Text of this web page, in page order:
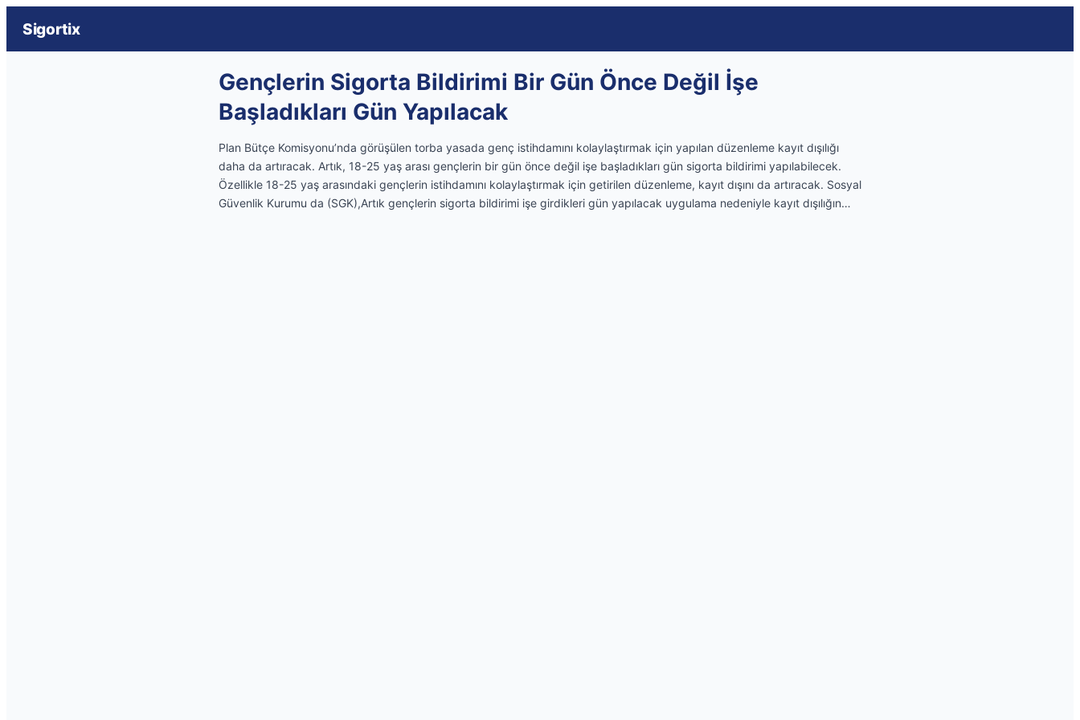
Sigortix
Gençlerin Sigorta Bildirimi Bir Gün Önce Değil İşe
Başladıkları Gün Yapılacak
Plan Bütçe Komisyonu’nda görüşülen torba yasada genç istihdamını kolaylaştırmak için yapılan düzenleme kayıt dışılığı
daha da artıracak. Artık, 18-25 yaş arası gençlerin bir gün önce değil işe başladıkları gün sigorta bildirimi yapılabilecek.
Özellikle 18-25 yaş arasındaki gençlerin istihdamını kolaylaştırmak için getirilen düzenleme, kayıt dışını da artıracak. Sosyal
Güvenlik Kurumu da (SGK),Artık gençlerin sigorta bildirimi işe girdikleri gün yapılacak uygulama nedeniyle kayıt dışılığın…